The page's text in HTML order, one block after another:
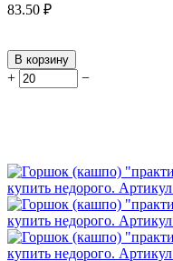
83.50 ₽
В корзину
+ −